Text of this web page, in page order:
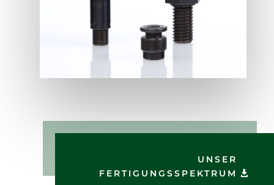
UNSER
FERTIGUNGSSPEKTRUM